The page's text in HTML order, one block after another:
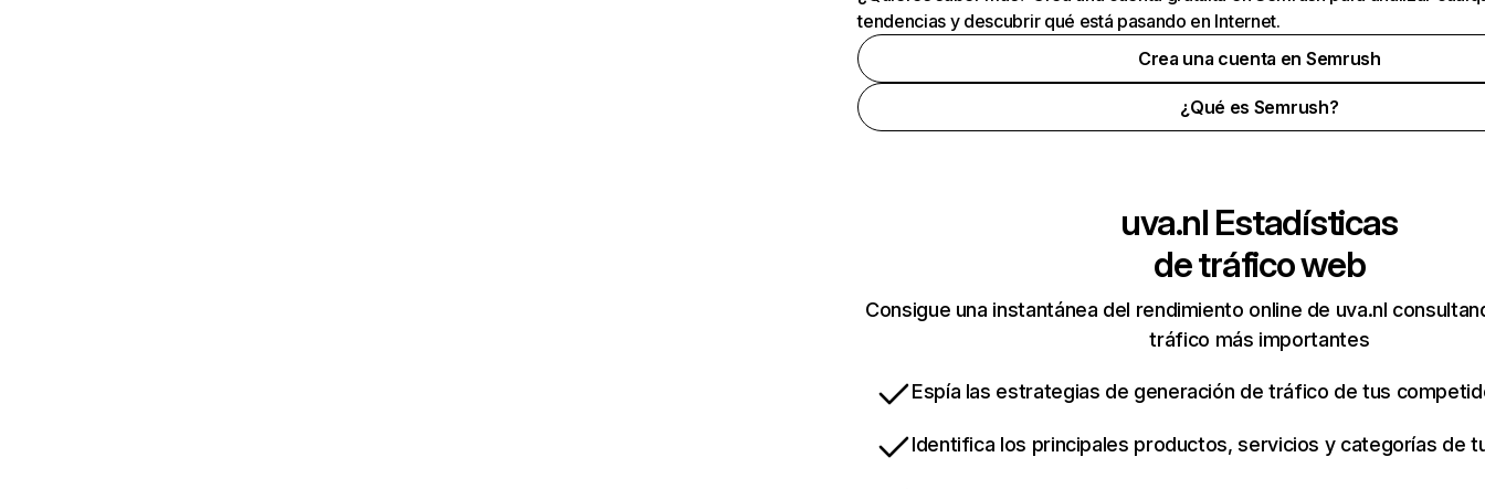
tendencias y descubrir qué está pasando en Internet.
Crea una cuenta en Semrush
¿Qué es Semrush?
uva.nl Estadísticas
de tráfico web
Consigue una instantánea del rendimiento online de uva.nl
tráfico más importantes
Espía las estrategias de generación de tráfico de tus
Identifica los principales productos, servicios y categorías de